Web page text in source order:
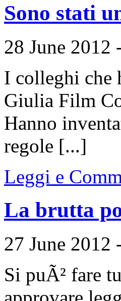
Sono stati
28 June
I colleghi che
Giulia Film
Hanno
regole [...]
Leggi e
La brutta
27 June
Si puÃ² fare